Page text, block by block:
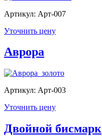
Артикул: Арт-007
Уточнить цену
Аврора
Артикул: Арт-003
Уточнить цену
Двойной бисмарк